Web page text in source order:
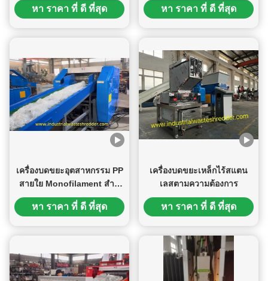
การเชื่อม เพื่อให้มั่นใจถึงประสิทธิภาพที่มั่นคงและอายุการใช้
สำหรับการจัดตำแหน่ง การเจาะ และความสมบูรณ์ของรอย
เชื่อม การตกแต่งหลังการเชื่อม การขัดเงา และการทดสอบความ
แข็งแรงในกรณีที่จำเป็น อุตสาหกรรมที่เราให้บริการ โซลูชัน
การเชื่อมของเราสนับสนุนอุตสาหกรรมที่หลากหลาย รวมถึง:
อุปกรณ์แปรรูปอาหาร เครื่องใช้ในครัวและตู้สแตนเลส ตู้ไฟฟ้า
และตัวเรือนสื่อสาร ส่วนประกอบเครื่องจักรอุตสาหกรรม ชิ้น
ส่วน OEM แบบกำหนดเอง ทำไมต้องเลือกเรา การผสมผสาน
อัตโนมัติ ความเชี่ยวชาญใน การผลิตแผ่นโลหะสแตนเลส
สำหรับตลาดส่งออก ความสามารถในการจัดการทั้ง คำสั่งซื้อ
แบบกำหนดเองจำนวนน้อย และ การผลิตปริมาณมาก ความมุ่ง
มั่นสู่ ความแม่นยำ ความทนทาน และมาตรฐานคุณภาพระดับ
หา ราคา ที่ ดี ที่สุด
หนดเอง บริการด้านการแพทย์
หา ราคา ที่ ดี ที่สุด
เครื่องบดขยะอุตสาหกรรม PP
สายใย Monofilament สําห
รับ PET PP HDPE PA สายใย
ความจุ 300-2000kg ต่อ
หา ราคา ที่ ดี ที่สุด
เครื่องบดขยะเหล็กไร้สแตน
เลสตามความต้องการ
หา ราคา ที่ ดี ที่สุด